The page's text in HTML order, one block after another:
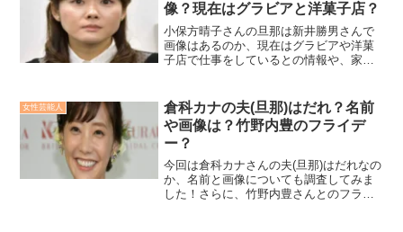
像？現在はグラビアと洋菓子店？
小保方晴子さんの旦那は新井勝男さんで
画像はあるのか、現在はグラビアや洋菓
子店で仕事をしているとの情報や、家族
女性芸能人
倉科カナの夫(旦那)はだれ？名前
や画像は？竹野内豊のフライデ
ー？
今回は倉科カナさんの夫(旦那)はだれなの
か、名前と画像についても調査してみま
した！さらに、竹野内豊さんとのフライ